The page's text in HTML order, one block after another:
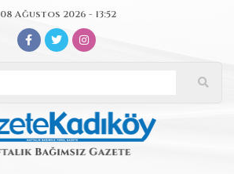
08 Ağustos 2026 - 13:52